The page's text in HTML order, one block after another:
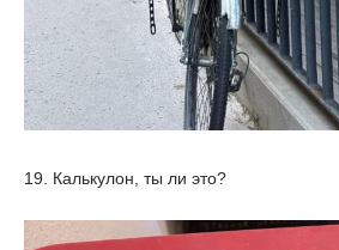
19. Калькулон, ты ли это?